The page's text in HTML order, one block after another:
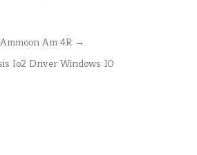
Ammoon Am 4R →
Io2 Driver Windows 10